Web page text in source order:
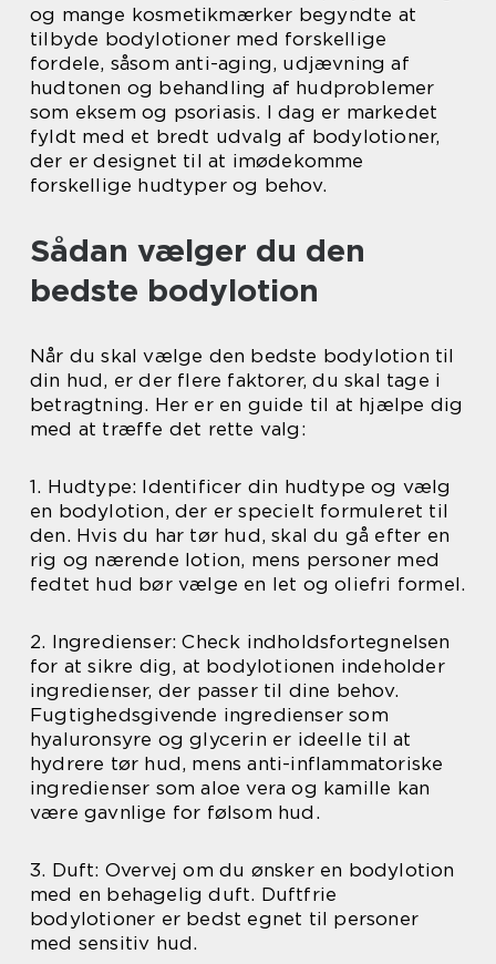
og mange kosmetikmærker begyndte at
tilbyde bodylotioner med forskellige
fordele, såsom anti-aging, udjævning af
hudtonen og behandling af hudproblemer
som eksem og psoriasis. I dag er markedet
fyldt med et bredt udvalg af bodylotioner,
der er designet til at imødekomme
forskellige hudtyper og behov.
Sådan vælger du den
bedste bodylotion
Når du skal vælge den bedste bodylotion til
din hud, er der flere faktorer, du skal tage i
betragtning. Her er en guide til at hjælpe dig
med at træffe det rette valg:
1. Hudtype: Identificer din hudtype og vælg
en bodylotion, der er specielt formuleret til
den. Hvis du har tør hud, skal du gå efter en
rig og nærende lotion, mens personer med
fedtet hud bør vælge en let og oliefri formel.
2. Ingredienser: Check indholdsfortegnelsen
for at sikre dig, at bodylotionen indeholder
ingredienser, der passer til dine behov.
Fugtighedsgivende ingredienser som
hyaluronsyre og glycerin er ideelle til at
hydrere tør hud, mens anti-inflammatoriske
ingredienser som aloe vera og kamille kan
være gavnlige for følsom hud.
3. Duft: Overvej om du ønsker en bodylotion
med en behagelig duft. Duftfrie
bodylotioner er bedst egnet til personer
med sensitiv hud.